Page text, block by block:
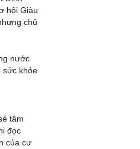
hội Giàu
chủ
nước
sức khỏe
tâm
đọc
của cư